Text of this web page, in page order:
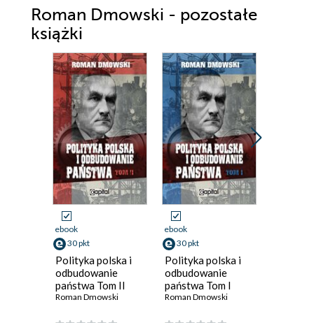
Roman Dmowski - pozostałe
książki
ebook
30 pkt
Polityka polska i
odbudowanie
państwa Tom II
Roman Dmowski
ebook
30 pkt
Polityka polska i
odbudowanie
państwa Tom I
Roman Dmowski